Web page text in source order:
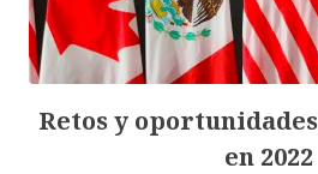
Retos y
en 2022